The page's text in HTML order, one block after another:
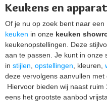
Keukens en
Of je nu op zoek bent naar een
keuken in onze keuken
keukenopstellingen. Deze
aan te passen. Je kunt in onze
in stijlen opstellingen , kleuren,
deze vervolgens aanvullen met
Hiervoor bieden wij naast ruim
eens het grootste aanbod